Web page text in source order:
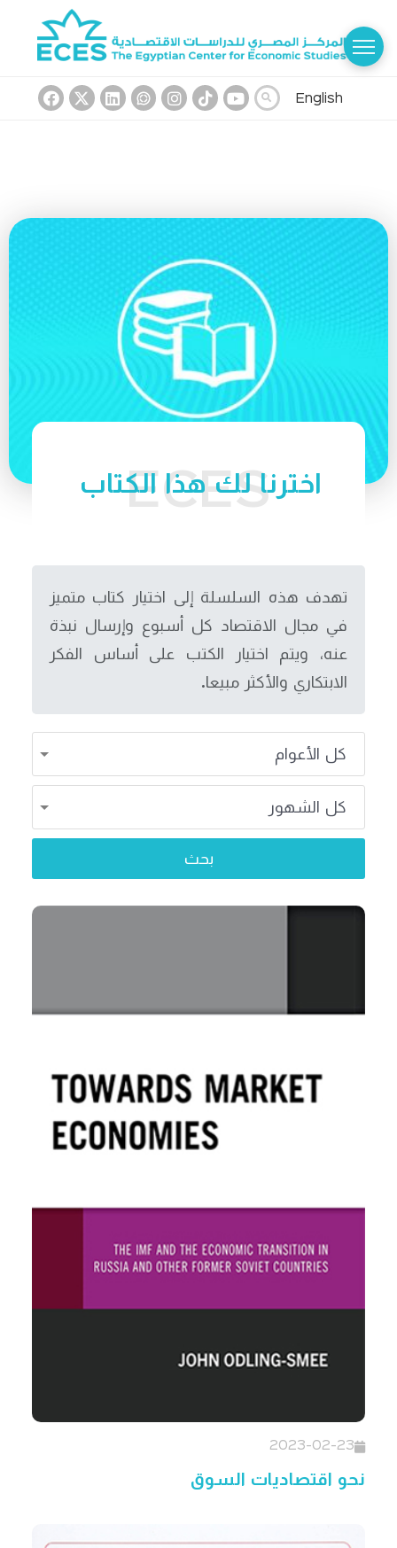
English
اخترنا لك هذا الكتاب
تهدف هذه السلسلة إلى اختيار كتاب متميز
في مجال الاقتصاد كل أسبوع وإرسال نبذة
عنه، ويتم اختيار الكتب على أساس الفكر
الابتكاري والأكثر مبيعا.
2023-02-23
نحو اقتصاديات السوق